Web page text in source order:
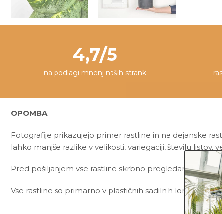
4,7/5
na podlagi mnenj naših strank
OPOMBA
Fotografije prikazujejo primer rastline in ne dejanske
lahko manjše razlike v velikosti, variegaciji, številu listov,
Pred pošiljanjem vse rastline skrbno pregledamo in
Vse rastline so primarno v plastičnih sadilnih lončkih.